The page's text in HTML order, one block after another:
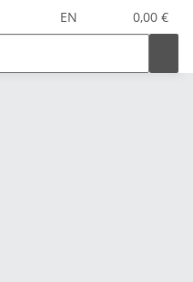
EN 0,00 €